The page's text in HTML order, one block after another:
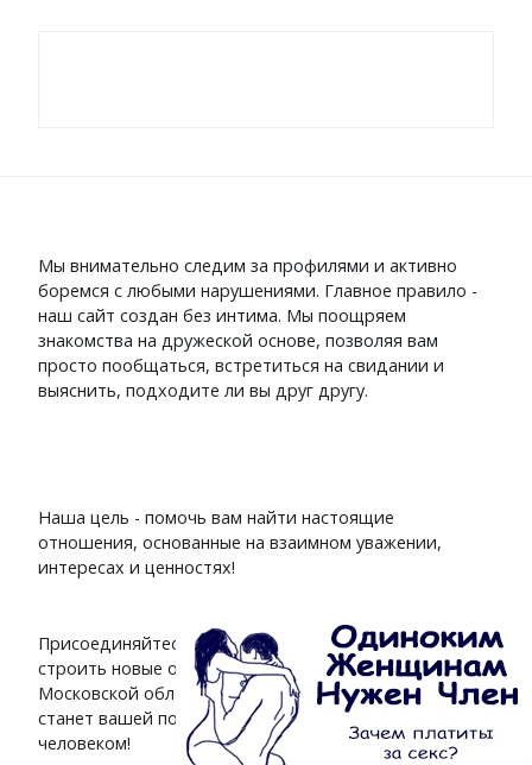
Мы внимательно следим за профилями и активно
боремся с любыми нарушениями. Главное правило -
наш сайт создан без интима. Мы поощряем
знакомства на дружеской основе, позволяя вам
просто пообщаться, встретиться на свидании и
выяснить, подходите ли вы друг другу.
Наша цель - помочь вам найти настоящие
отношения, основанные на взаимном уважении,
интересах и ценностях!
Присоединяйтесь к сайту знакомстви начинайте
строить новые отношения с интересными людьми
Московской области. Мы поможем вам найти тех, кто
станет вашей поддержкой, другом или даже близким
человеком!